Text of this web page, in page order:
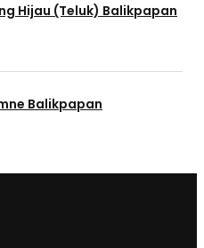
Hijau (Teluk) Balikpapan
Balikpapan